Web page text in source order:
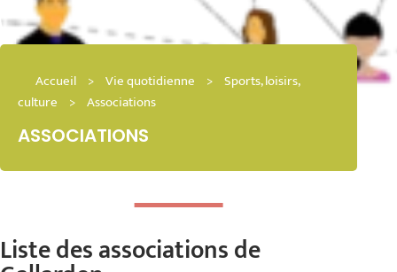
Accueil > Vie quotidienne > Sports, loisirs,
culture > Associations
ASSOCIATIONS
Liste des associations de